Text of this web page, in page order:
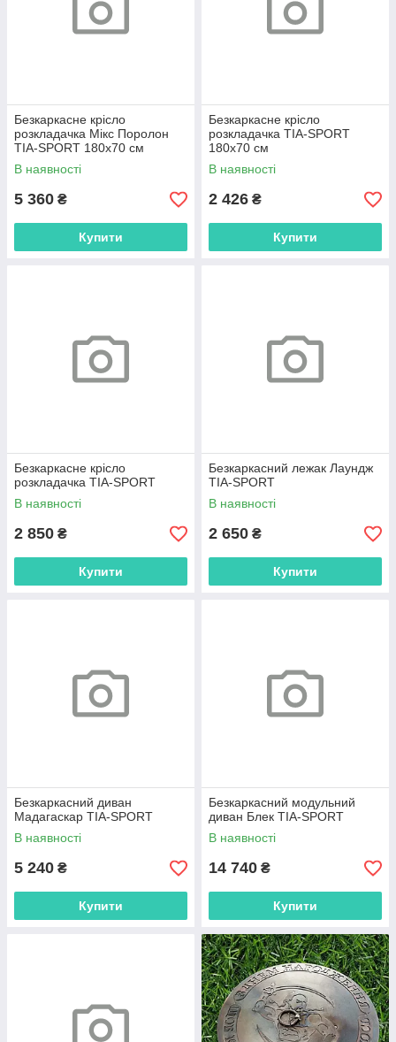
Безкаркасне крісло
розкладачка Мікс Поролон
TIA-SPORT 180х70 см
В наявності
5 360 ₴
Купити
Безкаркасне крісло
розкладачка TIA-SPORT
180х70 см
В наявності
2 426 ₴
Купити
Безкаркасне крісло
розкладачка TIA-SPORT
В наявності
2 850 ₴
Купити
Безкаркасний лежак Лаундж
TIA-SPORT
В наявності
2 650 ₴
Купити
Безкаркасний диван
Мадагаскар TIA-SPORT
В наявності
5 240 ₴
Купити
Безкаркасний модульний
диван Блек TIA-SPORT
В наявності
14 740 ₴
Купити